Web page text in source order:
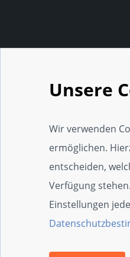
Unsere
Wir verwenden
ermöglichen.
entscheiden,
Verfügung
Einstellungen